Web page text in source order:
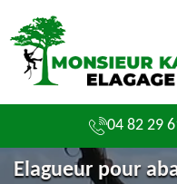
04 82 29
Elagueur pour